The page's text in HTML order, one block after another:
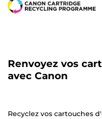
Renvoyez vos
avec Canon
Recyclez vos cartouches